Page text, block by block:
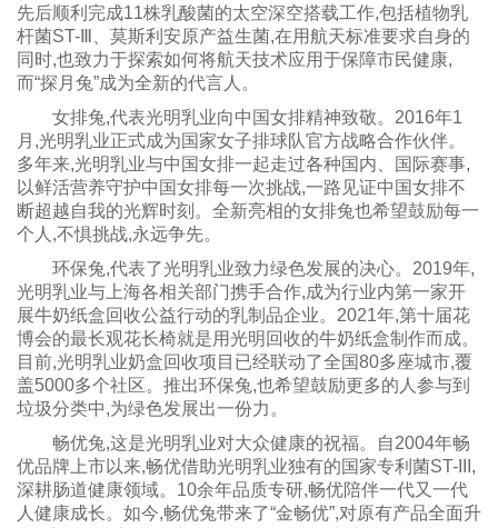
先后顺利完成11株乳酸菌的太空深空搭载工作,包括植物乳
杆菌ST-Ⅲ、莫斯利安原产益生菌,在用航天标准要求自身的
同时,也致力于探索如何将航天技术应用于保障市民健康,
而“探月兔”成为全新的代言人。
女排兔,代表光明乳业向中国女排精神致敬。2016年1
月,光明乳业正式成为国家女子排球队官方战略合作伙伴。
多年来,光明乳业与中国女排一起走过各种国内、国际赛事,
以鲜活营养守护中国女排每一次挑战,一路见证中国女排不
断超越自我的光辉时刻。全新亮相的女排兔也希望鼓励每一
个人,不惧挑战,永远争先。
环保兔,代表了光明乳业致力绿色发展的决心。2019年,
光明乳业与上海各相关部门携手合作,成为行业内第一家开
展牛奶纸盒回收公益行动的乳制品企业。2021年,第十届花
博会的最长观花长椅就是用光明回收的牛奶纸盒制作而成。
目前,光明乳业奶盒回收项目已经联动了全国80多座城市,覆
盖5000多个社区。推出环保兔,也希望鼓励更多的人参与到
垃圾分类中,为绿色发展出一份力。
畅优兔,这是光明乳业对大众健康的祝福。自2004年畅
优品牌上市以来,畅优借助光明乳业独有的国家专利菌ST-III,
深耕肠道健康领域。10余年品质专研,畅优陪伴一代又一代
人健康成长。如今,畅优兔带来了“金畅优”,对原有产品全面升